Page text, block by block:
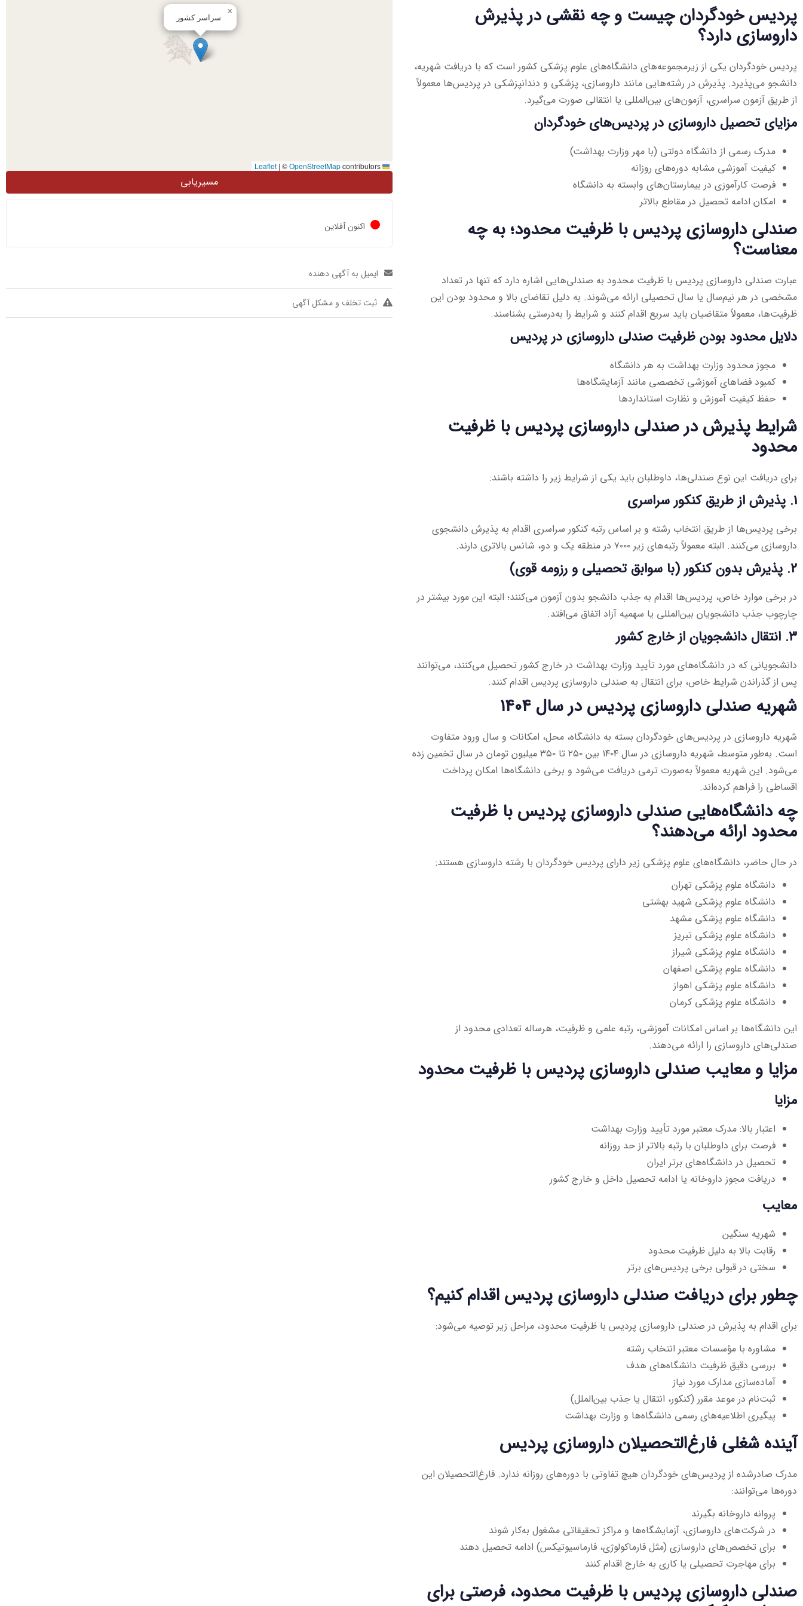
پردیس خودگردان چیست و چه نقشی در پذیرش
داروسازی دارد؟
پردیس خودگردان یکی از زیرمجموعه‌های دانشگاه‌های علوم پزشکی کشور است که با دریافت شهریه،
دانشجو می‌پذیرد. پذیرش در رشته‌هایی مانند داروسازی، پزشکی و دندانپزشکی در پردیس‌ها معمولاً
از طریق آزمون سراسری، آزمون‌های بین‌المللی یا انتقالی صورت می‌گیرد.
مزایای تحصیل داروسازی در پردیس‌های خودگردان
مدرک رسمی از دانشگاه دولتی (با مهر وزارت بهداشت)
کیفیت آموزشی مشابه دوره‌های روزانه
فرصت کارآموزی در بیمارستان‌های وابسته به دانشگاه
امکان ادامه تحصیل در مقاطع بالاتر
صندلی داروسازی پردیس با ظرفیت محدود؛ به چه
معناست؟
عبارت صندلی داروسازی پردیس با ظرفیت محدود به صندلی‌هایی اشاره دارد که تنها در تعداد
مشخصی در هر نیم‌سال یا سال تحصیلی ارائه می‌شوند. به دلیل تقاضای بالا و محدود بودن این
ظرفیت‌ها، معمولاً متقاضیان باید سریع اقدام کنند و شرایط را به‌درستی بشناسند.
دلایل محدود بودن ظرفیت صندلی داروسازی در پردیس
مجوز محدود وزارت بهداشت به هر دانشگاه
کمبود فضاهای آموزشی تخصصی مانند آزمایشگاه‌ها
حفظ کیفیت آموزش و نظارت استانداردها
شرایط پذیرش در صندلی داروسازی پردیس با ظرفیت
محدود
برای دریافت این نوع صندلی‌ها، داوطلبان باید یکی از شرایط زیر را داشته باشند:
۱. پذیرش از طریق کنکور سراسری
برخی پردیس‌ها از طریق انتخاب رشته و بر اساس رتبه کنکور سراسری اقدام به پذیرش دانشجوی
داروسازی می‌کنند. البته معمولاً رتبه‌های زیر ۷۰۰۰ در منطقه یک و دو، شانس بالاتری دارند.
۲. پذیرش بدون کنکور (با سوابق تحصیلی و رزومه قوی)
در برخی موارد خاص، پردیس‌ها اقدام به جذب دانشجو بدون آزمون می‌کنند؛ البته این مورد بیشتر در
چارچوب جذب دانشجویان بین‌المللی یا سهمیه آزاد اتفاق می‌افتد.
۳. انتقال دانشجویان از خارج کشور
دانشجویانی که در دانشگاه‌های مورد تأیید وزارت بهداشت در خارج کشور تحصیل می‌کنند، می‌توانند
پس از گذراندن شرایط خاص، برای انتقال به صندلی داروسازی پردیس اقدام کنند.
شهریه صندلی داروسازی پردیس در سال ۱۴۰۴
شهریه داروسازی در پردیس‌های خودگردان بسته به دانشگاه، محل، امکانات و سال ورود متفاوت
است. به‌طور متوسط، شهریه داروسازی در سال ۱۴۰۴ بین ۲۵۰ تا ۳۵۰ میلیون تومان در سال تخمین زده
می‌شود. این شهریه معمولاً به‌صورت ترمی دریافت می‌شود و برخی دانشگاه‌ها امکان پرداخت
اقساطی را فراهم کرده‌اند.
چه دانشگاه‌هایی صندلی داروسازی پردیس با ظرفیت
محدود ارائه می‌دهند؟
در حال حاضر، دانشگاه‌های علوم پزشکی زیر دارای پردیس خودگردان با رشته داروسازی هستند:
دانشگاه علوم پزشکی تهران
دانشگاه علوم پزشکی شهید بهشتی
دانشگاه علوم پزشکی مشهد
دانشگاه علوم پزشکی تبریز
دانشگاه علوم پزشکی شیراز
دانشگاه علوم پزشکی اصفهان
دانشگاه علوم پزشکی اهواز
دانشگاه علوم پزشکی کرمان
این دانشگاه‌ها بر اساس امکانات آموزشی، رتبه علمی و ظرفیت، هرساله تعدادی محدود از
صندلی‌های داروسازی را ارائه می‌دهند.
مزایا و معایب صندلی داروسازی پردیس با ظرفیت محدود
مزایا
اعتبار بالا: مدرک معتبر مورد تأیید وزارت بهداشت
فرصت برای داوطلبان با رتبه بالاتر از حد روزانه
تحصیل در دانشگاه‌های برتر ایران
دریافت مجوز داروخانه یا ادامه تحصیل داخل و خارج کشور
معایب
شهریه سنگین
رقابت بالا به دلیل ظرفیت محدود
سختی در قبولی برخی پردیس‌های برتر
چطور برای دریافت صندلی داروسازی پردیس اقدام کنیم؟
برای اقدام به پذیرش در صندلی داروسازی پردیس با ظرفیت محدود، مراحل زیر توصیه می‌شود:
مشاوره با مؤسسات معتبر انتخاب رشته
بررسی دقیق ظرفیت دانشگاه‌های هدف
آماده‌سازی مدارک مورد نیاز
ثبت‌نام در موعد مقرر (کنکور، انتقال یا جذب بین‌الملل)
پیگیری اطلاعیه‌های رسمی دانشگاه‌ها و وزارت بهداشت
آینده شغلی فارغ‌التحصیلان داروسازی پردیس
مدرک صادرشده از پردیس‌های خودگردان هیچ تفاوتی با دوره‌های روزانه ندارد. فارغ‌التحصیلان این
دوره‌ها می‌توانند:
پروانه داروخانه بگیرند
در شرکت‌های داروسازی، آزمایشگاه‌ها و مراکز تحقیقاتی مشغول به‌کار شوند
برای تخصص‌های داروسازی (مثل فارماکولوژی، فارماسیوتیکس) ادامه تحصیل دهند
برای مهاجرت تحصیلی یا کاری به خارج اقدام کنند
صندلی داروسازی پردیس با ظرفیت محدود، فرصتی برای
سراسر کشور
×
| ©OpenStreetMapcontributors
مسیریابی
اکنون آفلاین
ایمیل به آگهی دهنده
ثبت تخلف و مشکل آگهی